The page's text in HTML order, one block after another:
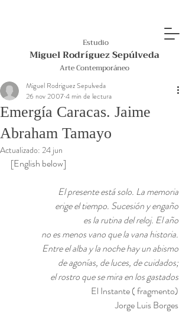
Estudio
Miguel Rodríguez Sepúlveda
Arte Contemporáneo
Emergía Caracas. Jaime
Abraham Tamayo
Miguel Rodriguez Sepulveda
26 nov 20074 min de lectura
Actualizado: 24 jun
[English below]
El presente está solo. La memoria
erige el tiempo. Sucesión y engaño
es la rutina del reloj. El año
no es menos vano que la vana historia.
Entre el alba y la noche hay un abismo
de agonías, de luces, de cuidados;
el rostro que se mira en los gastados
El Instante ( fragmento)
Jorge Luis Borges